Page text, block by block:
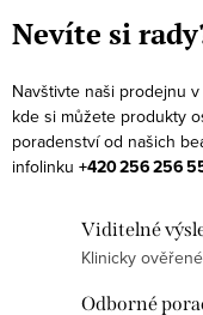
v
l
á
d
a
c
Nevíte si
Navštivte naši prodejnu
kde si můžete produkty
poradenství od našich
infolinku +420 256 256
Viditelné
Klinicky
Odborné